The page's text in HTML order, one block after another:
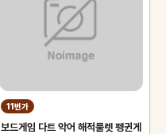
11번가
보드게임 다트 악어 해적룰렛 펭귄게